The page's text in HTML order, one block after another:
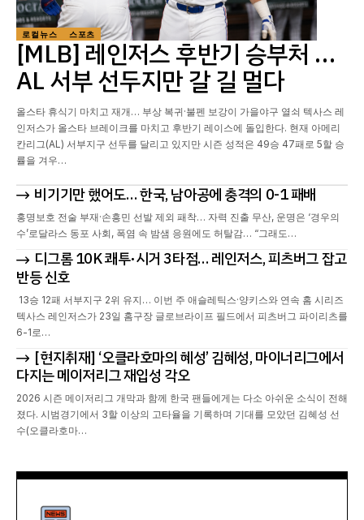
로컬뉴스 스포츠
[MLB] 레인저스 후반기 승부처 …
AL 서부 선두지만 갈 길 멀다
올스타 휴식기 마치고 재개… 부상 복귀·불펜 보강이 가을야구 열쇠 텍사스 레
인저스가 올스타 브레이크를 마치고 후반기 레이스에 돌입한다. 현재 아메리
칸리그(AL) 서부지구 선두를 달리고 있지만 시즌 성적은 49승 47패로 5할 승
률을 겨우…
비기기만 했어도… 한국, 남아공에 충격의 0-1 패배
홍명보호 전술 부재·손흥민 선발 제외 패착… 자력 진출 무산, 운명은 ‘경우의
수’로달라스 동포 사회, 폭염 속 밤샘 응원에도 허탈감… “그래도…
디그롬 10K 쾌투·시거 3타점… 레인저스, 피츠버그 잡고
반등 신호
13승 12패 서부지구 2위 유지… 이번 주 애슬레틱스·양키스와 연속 홈 시리즈
텍사스 레인저스가 23일 홈구장 글로브라이프 필드에서 피츠버그 파이리츠를
6-1로…
[현지취재] ‘오클라호마의 혜성’ 김혜성, 마이너리그에서
다지는 메이저리그 재입성 각오
2026 시즌 메이저리그 개막과 함께 한국 팬들에게는 다소 아쉬운 소식이 전해
졌다. 시범경기에서 3할 이상의 고타율을 기록하며 기대를 모았던 김혜성 선
수(오클라호마…